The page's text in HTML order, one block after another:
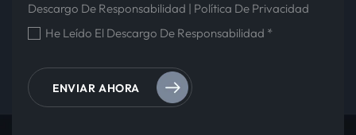
Descargo De Responsabilidad | Política De Privacidad
He Leído El Descargo De Responsabilidad *